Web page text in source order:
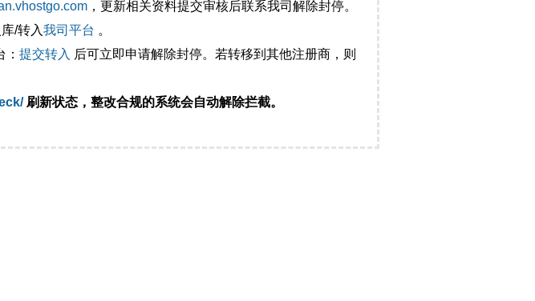
，更新相关资料提交审核后联系我司解除封停。
/转入我司平台 。
提交转入 后可立即申请解除封停。若转移到其他注册商，则
刷新状态，整改合规的系统会自动解除拦截。